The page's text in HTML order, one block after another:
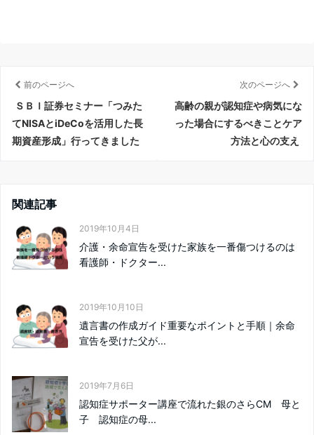
前のページへ
ＳＢＩ証券セミナー「つみた
てNISAとiDeCoを活用した長
期資産形成」行ってきました
次のページへ
高齢の親が認知症や病気にな
った場合にするべきことケア
方法と心の支え
関連記事
2019年10月4日
介護・余命宣告を受けた家族を一番傷つけるのは
看護師・ドクター...
2019年10月10日
遺言書の作成ガイド重要なポイントと手順｜余命
宣告を受けた父が...
2019年7月6日
認知症サポーター講座で流れた銀のさらCM 母と
子 認知症の母...